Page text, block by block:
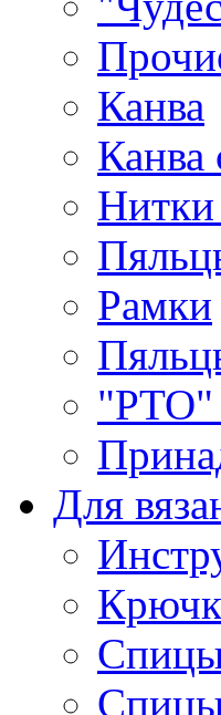
Канва
Канва
Рамки
"РТО"
Для